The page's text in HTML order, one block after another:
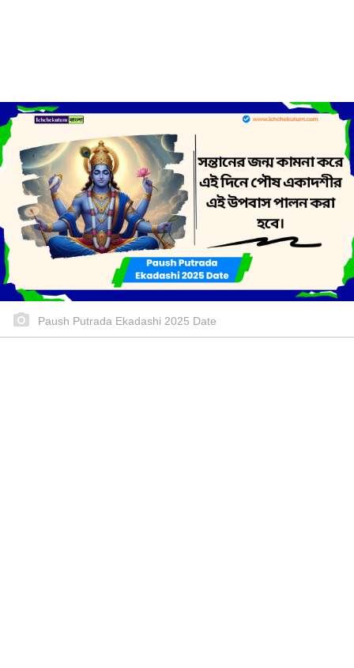
Paush Putrada Ekadashi 2025 Date